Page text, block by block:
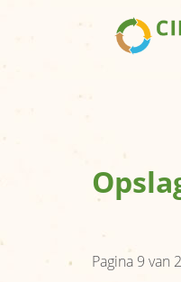
Pagina 9 van